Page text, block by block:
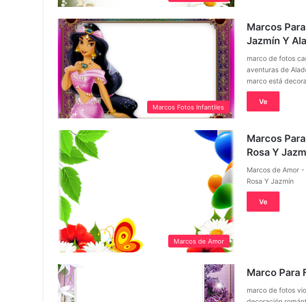
Marcos Fotos Infantiles
Marcos
Jazmín Y
marco de fotos
aventuras de
marco está
Ve
Marcos de Amor
Marcos
Rosa Y
Marcos de Amor -
Rosa Y Jazmín
Ve
Marco Para
marco de fotos